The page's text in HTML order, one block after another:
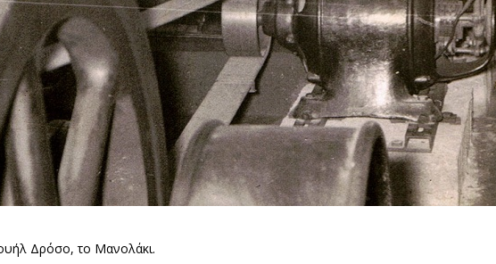
Δρόσο, το Μανολάκι.